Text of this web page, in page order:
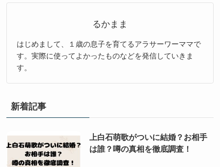
るかまま
はじめまして、１歳の息子を育てるアラサーワーママで
す。実際に使ってよかったものなどを発信していきま
す。
新着記事
上白石萌歌がついに結婚？お相手
は誰？噂の真相を徹底調査！